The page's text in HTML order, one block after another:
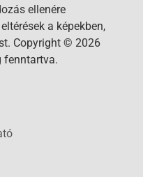
ellenére
a képekben,
Copyright © 2026
fenntartva.